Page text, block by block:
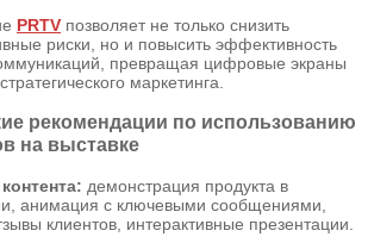
PRTV позволяет не только снизить
риски, но и повысить эффективность
превращая цифровые экраны
маркетинга.
рекомендации по использованию
на выставке
демонстрация продукта в
анимация с ключевыми сообщениями,
клиентов, интерактивные презентации.